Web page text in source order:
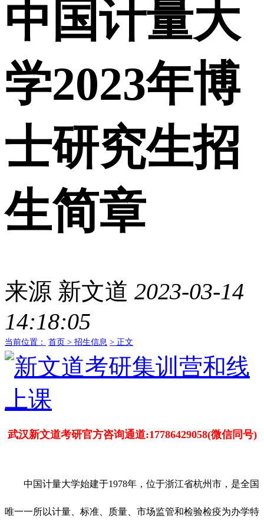
中国计量大
学2023年博
士研究生招
生简章
来源 新文道 2023-03-14
14:18:05
当前位置： 首页 > 招生信息 > 正文
武汉新文道考研官方咨询通道:17786429058(微信同号)
中国计量大学始建于1978年，位于浙江省杭州市，是全国
唯一一所以计量、标准、质量、市场监管和检验检疫为办学特